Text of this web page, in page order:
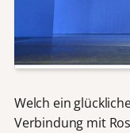
Welch ein
Verbindung mit